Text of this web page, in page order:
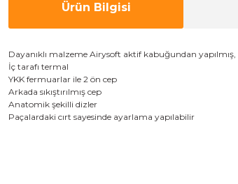
Ürün Bilgisi
Dayanıklı malzeme Airysoft aktif kabuğundan yapılmış,
İç tarafı termal
YKK fermuarlar ile 2 ön cep
Arkada sıkıştırılmış cep
Anatomik şekilli dizler
Paçalardaki cırt sayesinde ayarlama yapılabilir